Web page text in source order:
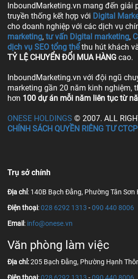
InboundMarketing.vn mang đến giải
truyền thống kết hợp với Digital
cho doanh nghiệp với các dịch vụ
marketing, tư vấn Digital marketing,
dịch vụ SEO tổng thể thu hút khách
TỶ LỆ CHUYỂN ĐỔI MUA HÀNG cao.
InboundMarketing.vn với đội ngũ
marketing gần 20 năm kinh nghiệm,
hơn 100 dự án mỗi năm liên tục từ
ONESE HOLDINGS © 2007. ALL
CHÍNH SÁCH QUYỀN RIÊNG TƯ
Trụ sở chính
Địa chỉ: 140B Bạch Đằng, Phường Tân Sơn
Điện thoại:028 6292 1313 -090 440 8006
Email: info@onese.vn
Văn phòng làm việc
Địa chỉ:205 Bạch Đằng, Phường Hạnh
Điện thoại:028 6292 1313 -090 440 8006